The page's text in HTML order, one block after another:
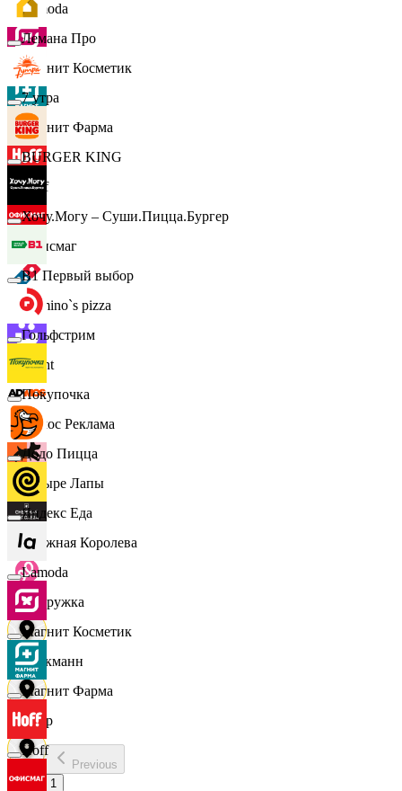
Lamoda
Магнит Косметик
Магнит Фарма
Hoff
Офисмаг
Domino`s pizza
Urent
Эдмос Реклама
Четыре Лапы
Снежная Королева
Подружка
Стокманн
Cпар
demo
Лемана Про
7 утра
BURGER KING
Хочу.Могу – Суши.Пицца.Бургер
B1 Первый выбор
Гольфстрим
Покупочка
Додо Пицца
Яндекс Еда
Lamoda
Магнит Косметик
Магнит Фарма
Hoff
Previous
1